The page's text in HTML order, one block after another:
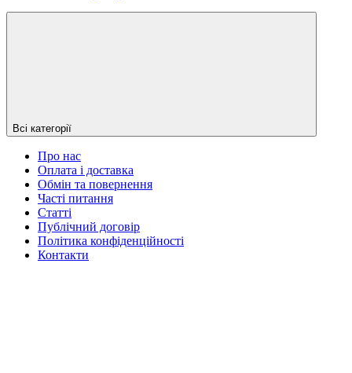
Всі категорії
Про нас
Оплата і доставка
Обмін та повернення
Часті питання
Статті
Публічний договір
Політика конфіденційності
Контакти